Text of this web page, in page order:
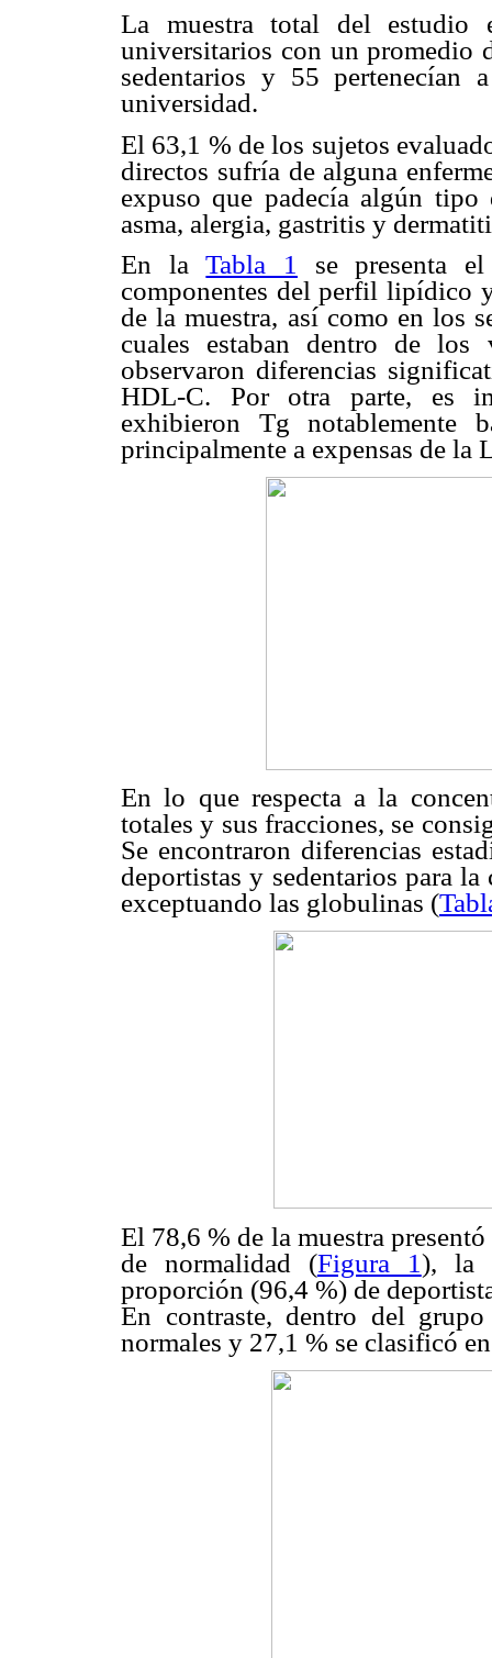
La muestra total del estudio
universitarios con un promedio
sedentarios y 55 pertenecían
universidad.
El 63,1 % de los sujetos
directos sufría de alguna
expuso que padecía algún tipo
asma, alergia, gastritis y
En laTabla 1
se presenta
componentes del perfil lipídico
de la muestra, así como en los
cuales estaban dentro de los
observaron diferencias
HDL-C. Por otra parte, es
exhibieron Tg notablemente
principalmente a expensas de la
En lo que respecta a la
totales y sus fracciones, se
Se encontraron diferencias
deportistas y sedentarios para
exceptuando las globulinas (
El 78,6 % de la muestra
de normalidad (Figura 1), la
proporción (96,4 %) de
En contraste, dentro del
normales y 27,1 % se clasificó